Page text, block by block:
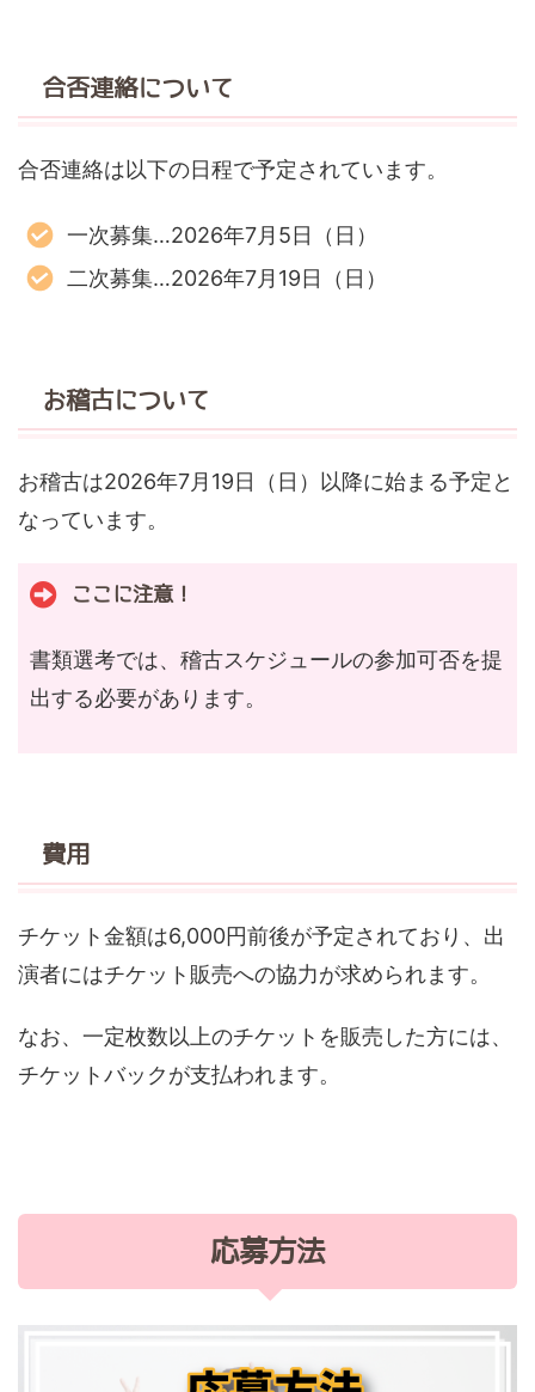
合否連絡について
合否連絡は以下の日程で予定されています。
一次募集…2026年7月5日（日）
二次募集…2026年7月19日（日）
お稽古について
お稽古は2026年7月19日（日）以降に始まる予定と
なっています。
ここに注意！
書類選考では、稽古スケジュールの参加可否を提
出する必要があります。
費用
チケット金額は6,000円前後が予定されており、出
演者にはチケット販売への協力が求められます。
なお、一定枚数以上のチケットを販売した方には、
チケットバックが支払われます。
応募方法